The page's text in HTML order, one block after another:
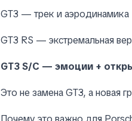
GT3 — трек и аэродинамика
GT3 RS — экстремальная
GT3 S/C — эмоции +
Это не замена GT3, а новая